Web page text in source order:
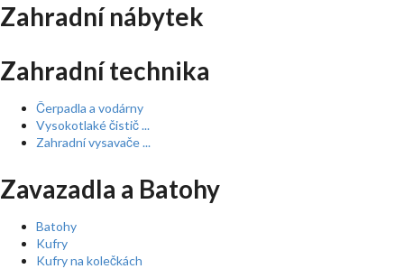
Zahradní nábytek
Zahradní technika
Čerpadla a vodárny
Vysokotlaké čistič ...
Zahradní vysavače ...
Zavazadla a Batohy
Batohy
Kufry
Kufry na kolečkách